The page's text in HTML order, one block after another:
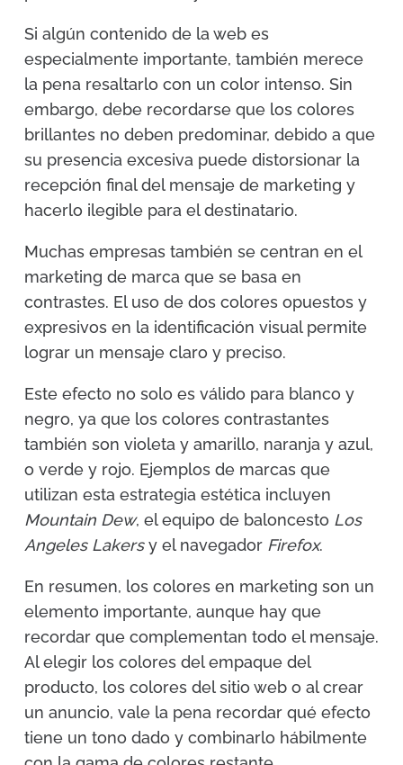
Si algún contenido de la web es
especialmente importante, también merece
la pena resaltarlo con un color intenso. Sin
embargo, debe recordarse que los colores
brillantes no deben predominar, debido a que
su presencia excesiva puede distorsionar la
recepción final del mensaje de marketing y
hacerlo ilegible para el destinatario.
Muchas empresas también se centran en el
marketing de marca que se basa en
contrastes. El uso de dos colores opuestos y
expresivos en la identificación visual permite
lograr un mensaje claro y preciso.
Este efecto no solo es válido para blanco y
negro, ya que los colores contrastantes
también son violeta y amarillo, naranja y azul,
o verde y rojo. Ejemplos de marcas que
utilizan esta estrategia estética incluyen
Mountain Dew, el equipo de baloncesto Los
Angeles Lakersy el navegador Firefox.
En resumen, los colores en marketing son un
elemento importante, aunque hay que
recordar que complementan todo el mensaje.
Al elegir los colores del empaque del
producto, los colores del sitio web o al crear
un anuncio, vale la pena recordar qué efecto
tiene un tono dado y combinarlo hábilmente